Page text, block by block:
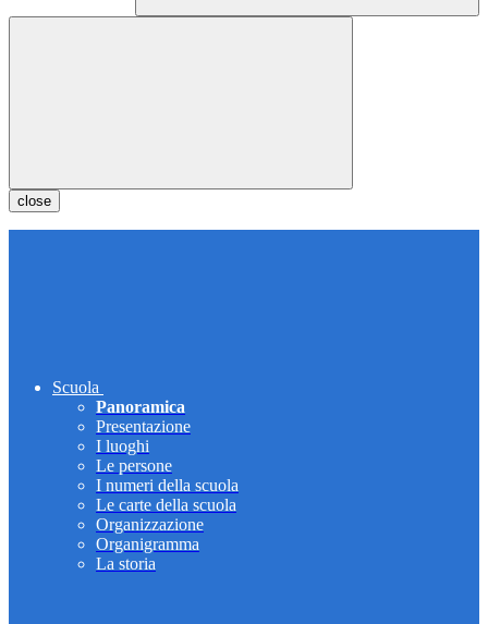
close
Scuola
Panoramica
Presentazione
I luoghi
Le persone
I numeri della scuola
Le carte della scuola
Organizzazione
Organigramma
La storia